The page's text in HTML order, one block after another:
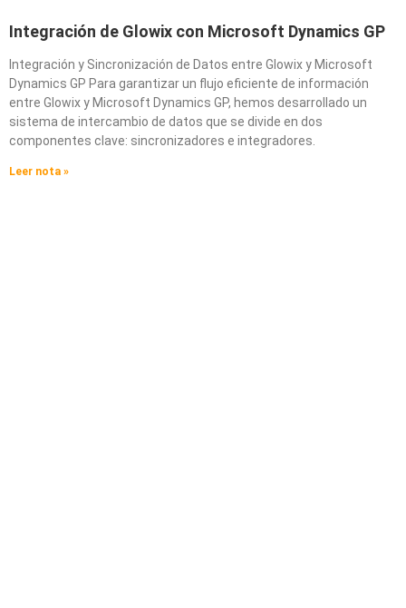
Integración de Glowix con Microsoft Dynamics GP
Integración y Sincronización de Datos entre Glowix y Microsoft
Dynamics GP Para garantizar un flujo eficiente de información
entre Glowix y Microsoft Dynamics GP, hemos desarrollado un
sistema de intercambio de datos que se divide en dos
componentes clave: sincronizadores e integradores.
Leer nota »